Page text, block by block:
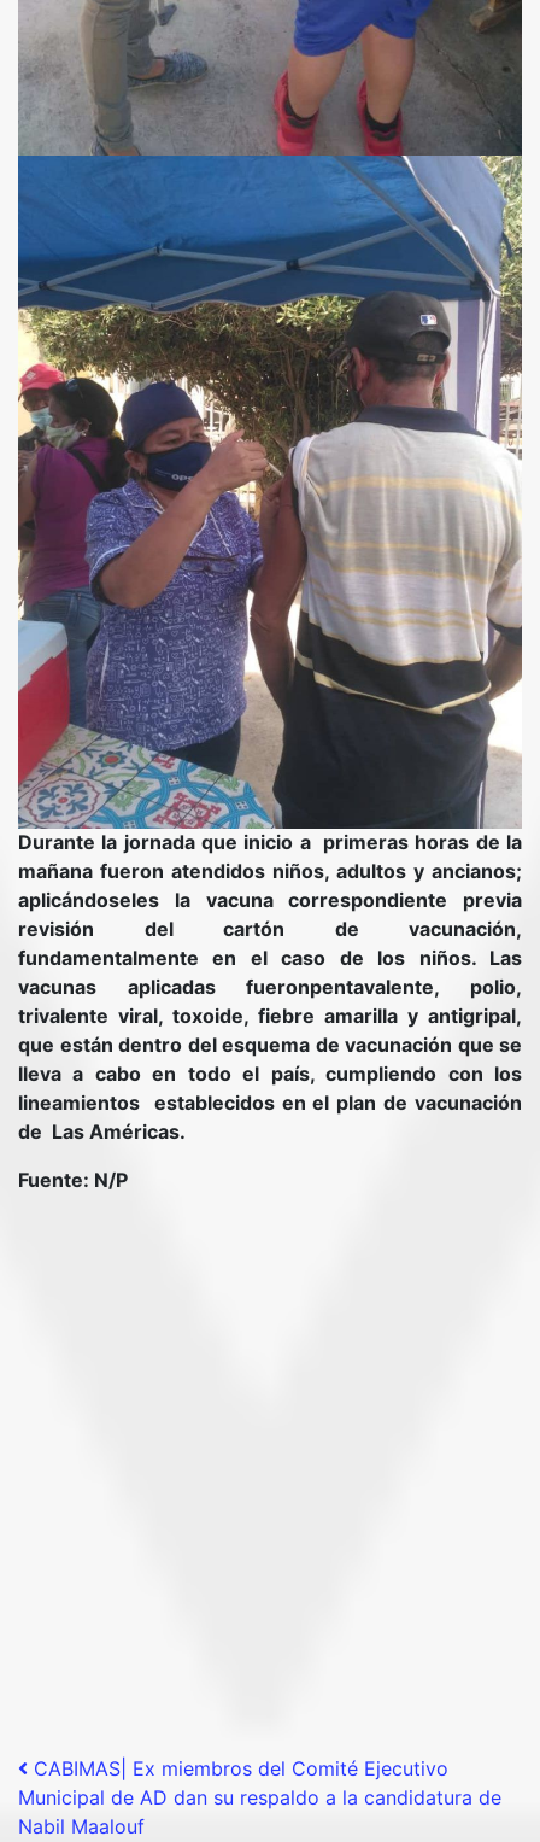
Durante la jornada que inicio a primeras horas de la
mañana fueron atendidos niños, adultos y ancianos;
aplicándoseles la vacuna correspondiente previa
revisión del cartón de vacunación,
fundamentalmente en el caso de los niños. Las
vacunas aplicadas fueronpentavalente, polio,
trivalente viral, toxoide, fiebre amarilla y antigripal,
que están dentro del esquema de vacunación que se
lleva a cabo en todo el país, cumpliendo con los
lineamientos establecidos en el plan de vacunación
de Las Américas.
Fuente: N/P
Post navigation
CABIMAS| Ex miembros del Comité Ejecutivo
Municipal de AD dan su respaldo a la candidatura de
Nabil Maalouf